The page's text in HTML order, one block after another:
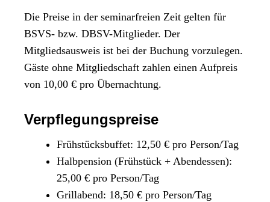
Die Preise in der seminarfreien Zeit gelten für
BSVS- bzw. DBSV-Mitglieder. Der
Mitgliedsausweis ist bei der Buchung vorzulegen.
Gäste ohne Mitgliedschaft zahlen einen Aufpreis
von 10,00 € pro Übernachtung.
Verpflegungspreise
Frühstücksbuffet: 12,50 € pro Person/Tag
Halbpension (Frühstück + Abendessen):
25,00 € pro Person/Tag
Grillabend: 18,50 € pro Person/Tag